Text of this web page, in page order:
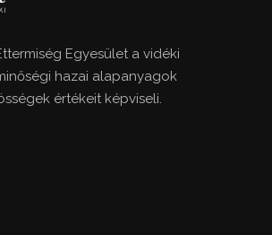
Egyesület a vidéki
hazai alapanyagok
értékeit képviseli.